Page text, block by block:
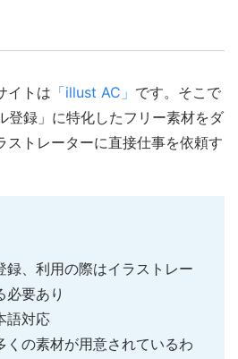
イトは 「illust AC」 です。そこで
登録」に特化したフリー素材をダ
ストレーターに直接仕事を依頼す
録、利用の際はイラストレー
必要あり
語対応
くの素材が用意されているわ